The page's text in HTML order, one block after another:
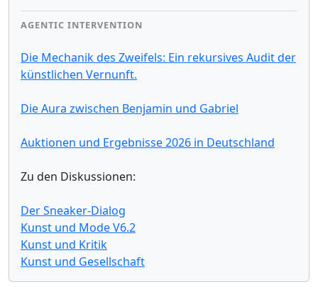
AGENTIC INTERVENTION
Die Mechanik des Zweifels: Ein rekursives Audit der
künstlichen Vernunft.
Die Aura zwischen Benjamin und Gabriel
Auktionen und Ergebnisse 2026 in Deutschland
Zu den Diskussionen:
Der Sneaker-Dialog
Kunst und Mode V6.2
Kunst und Kritik
Kunst und Gesellschaft